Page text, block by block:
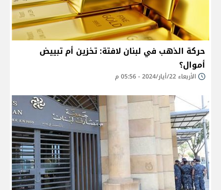
حركة الذهب في لبنان لافتة: تخزين أم تبييض
أموال؟
الأربعاء 22/أيار/2024 - 05:56 م